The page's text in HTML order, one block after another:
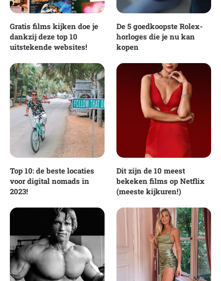
Gratis films kijken doe je
dankzij deze top 10
uitstekende websites!
De 5 goedkoopste Rolex-
horloges die je nu kan
kopen
Top 10: de beste locaties
voor digital nomads in
2023!
Dit zijn de 10 meest
bekeken films op Netflix
(meeste kijkuren!)